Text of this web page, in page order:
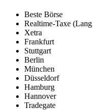
Beste Börse
Realtime-Taxe
Xetra
Frankfurt
Stuttgart
Berlin
München
Düsseldorf
Hamburg
Hannover
Tradegate